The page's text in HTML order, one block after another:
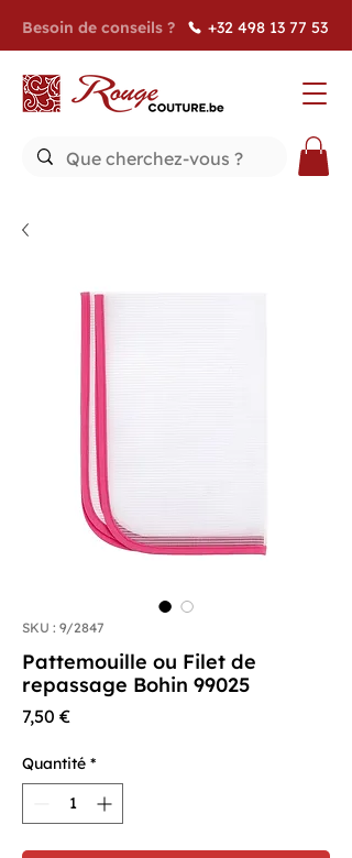
Besoin de conseils ? +32 498 13 77 53
SKU : 9/2847
Pattemouille ou Filet de
repassage Bohin 99025
7,50 €Prix
Quantité *